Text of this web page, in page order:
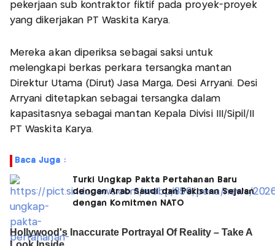
pekerjaan sub kontraktor fiktif pada proyek-proyek
yang dikerjakan PT Waskita Karya.
Mereka akan diperiksa sebagai saksi untuk
melengkapi berkas perkara tersangka mantan
Direktur Utama (Dirut) Jasa Marga, Desi Arryani. Desi
Arryani ditetapkan sebagai tersangka dalam
kapasitasnya sebagai mantan Kepala Divisi III/Sipil/II
PT Waskita Karya.
Baca Juga :
Turki Ungkap Pakta Pertahanan Baru
dengan Arab Saudi dan Pakistan Sejalan
dengan Komitmen NATO